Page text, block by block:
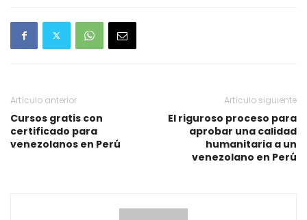
Artículo anterior
Cursos gratis con
certificado para
venezolanos en Perú
Artículo siguiente
El riguroso proceso para
aprobar una calidad
humanitaria a un
venezolano en Perú